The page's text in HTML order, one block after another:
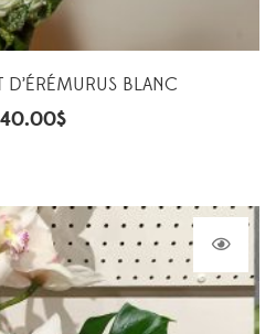
D’ÉRÉMURUS BLANC
$